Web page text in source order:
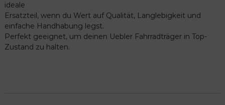
ideale
Ersatzteil, wenn du Wert auf Qualität, Langlebigkeit und
einfache Handhabung legst.
Perfekt geeignet, um deinen Uebler Fahrradträger in Top-
Zustand zu halten.